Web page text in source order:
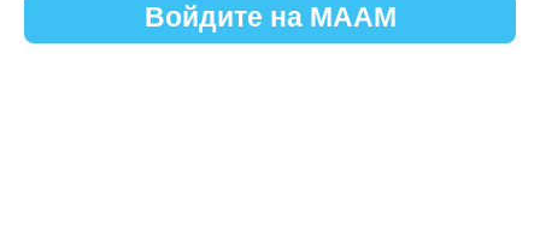
Войдите на МААМ